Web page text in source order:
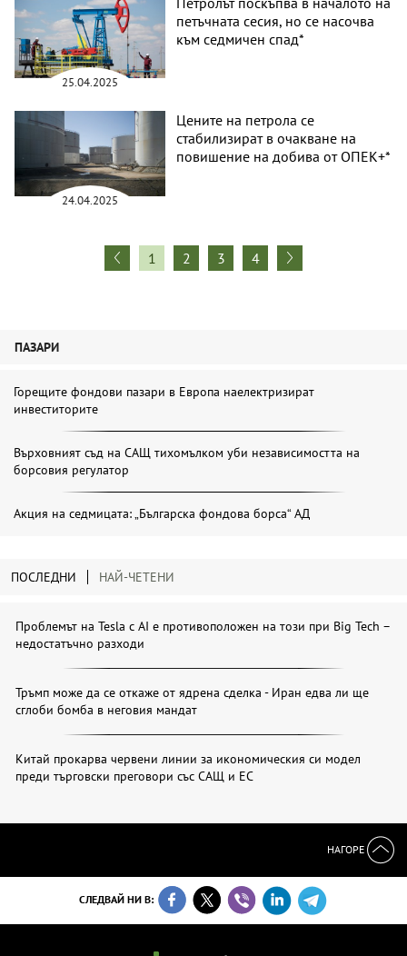
25.04.2025
петъчната сесия, но се насочва
към седмичен спад*
24.04.2025
Цените на петрола се
стабилизират в очакване на
повишение на добива от ОПЕК+*
1 2 3 4
ПАЗАРИ
Горещите фондови пазари в Европа наелектризират
инвеститорите
Върховният съд на САЩ тихомълком уби независимостта на
борсовия регулатор
Акция на седмицата: „Българска фондова борса“ АД
ПОСЛЕДНИ НАЙ-ЧЕТЕНИ
Проблемът на Tesla с AI е противоположен на този при Big Tech –
недостатъчно разходи
Тръмп може да се откаже от ядрена сделка - Иран едва ли ще
сглоби бомба в неговия мандат
Китай прокарва червени линии за икономическия си модел
преди търговски преговори със САЩ и ЕС
НАГОРЕ
СЛЕДВАЙ НИ В: